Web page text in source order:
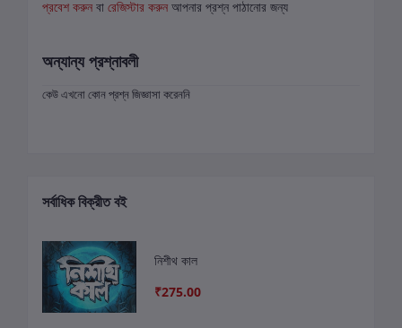
প্রবেশ করুন বা রেজিস্টার করুন আপনার প্রশ্ন পাঠানোর জন্য
অন্যান্য প্রশ্নাবলী
কেউ এখনো কোন প্রশ্ন জিজ্ঞাসা করেননি
সর্বাধিক বিক্রীত বই
নিশীথ কাল
₹275.00